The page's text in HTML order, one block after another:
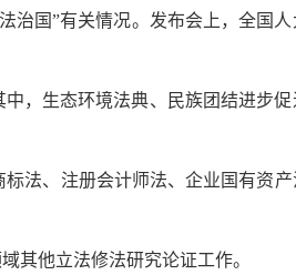
治国”有关情况。发布会上，全国
，生态环境法典、民族团结进步
法、注册会计师法、企业国有资
其他立法修法研究论证工作。